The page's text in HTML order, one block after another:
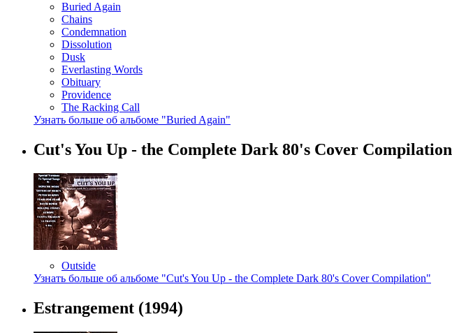
Buried Again
Chains
Condemnation
Dissolution
Dusk
Everlasting Words
Obituary
Providence
The Racking Call
Узнать больше об альбоме "Buried Again"
Cut's You Up - the Complete Dark 80's Cover Compilation
Outside
Узнать больше об альбоме "Cut's You Up - the Complete Dark 80's Cover Compilation"
Estrangement (1994)